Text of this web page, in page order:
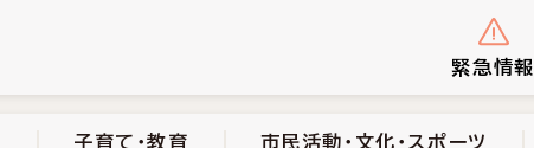
緊急情報
市民活動・文化・スポーツ
子育て・教育 市民活動・文化・スポーツ